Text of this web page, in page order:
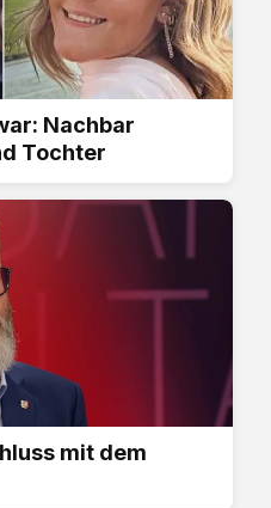
Nachbar
Tochter
mit dem